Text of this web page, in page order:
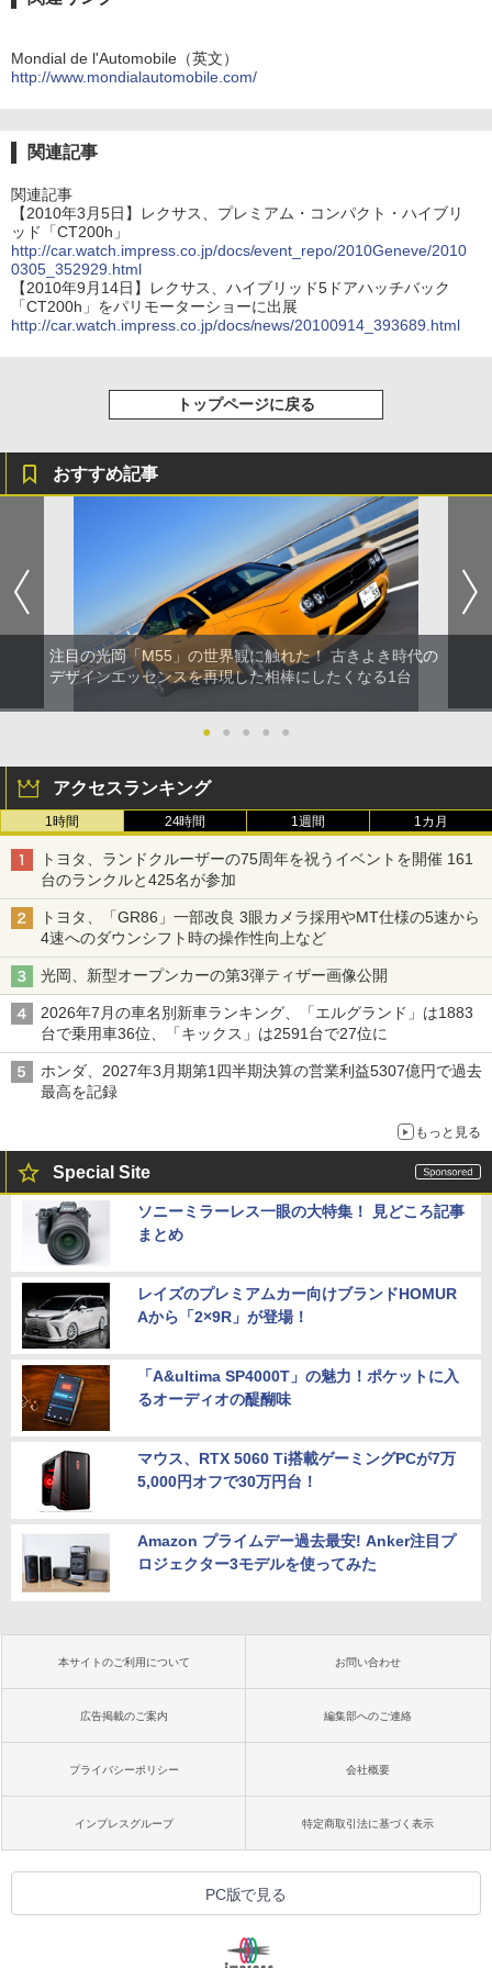
Mondial de l'Automobile（英文）
http://www.mondialautomobile.com/
関連記事
関連記事
【2010年3月5日】レクサス、プレミアム・コンパクト・ハイブリ
ッド「CT200h」
http://car.watch.impress.co.jp/docs/event_repo/2010Geneve/2010
0305_352929.html
【2010年9月14日】レクサス、ハイブリッド5ドアハッチバック
「CT200h」をパリモーターショーに出展
http://car.watch.impress.co.jp/docs/news/20100914_393689.html
トップページに戻る
おすすめ記事
注目の光岡「M55」の世界観に触れた！ 古きよき時代の
デザインエッセンスを再現した相棒にしたくなる1台
● ● ● ● ●
アクセスランキング
1時間 24時間 1週間 1カ月
トヨタ、ランドクルーザーの75周年を祝うイベントを開催 161
台のランクルと425名が参加
トヨタ、「GR86」一部改良 3眼カメラ採用やMT仕様の5速から
4速へのダウンシフト時の操作性向上など
光岡、新型オープンカーの第3弾ティザー画像公開
2026年7月の車名別新車ランキング、「エルグランド」は1883
台で乗用車36位、「キックス」は2591台で27位に
ホンダ、2027年3月期第1四半期決算の営業利益5307億円で過去
最高を記録
もっと見る
Special Site
ソニーミラーレス一眼の大特集！ 見どころ記事
まとめ
レイズのプレミアムカー向けブランドHOMUR
Aから「2×9R」が登場！
「A&ultima SP4000T」の魅力！ポケットに入
るオーディオの醍醐味
マウス、RTX 5060 Ti搭載ゲーミングPCが7万
5,000円オフで30万円台！
Amazon プライムデー過去最安! Anker注目プ
ロジェクター3モデルを使ってみた
本サイトのご利用について お問い合わせ
広告掲載のご案内 編集部へのご連絡
プライバシーポリシー 会社概要
インプレスグループ 特定商取引法に基づく表示
PC版で見る